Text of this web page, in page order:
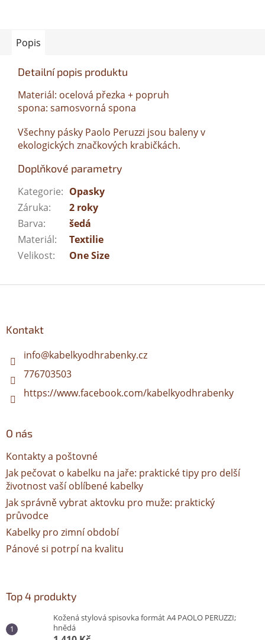
Popis
Detailní popis produktu
Materiál: ocelová přezka + popruh
spona: samosvorná spona
Všechny pásky Paolo Peruzzi jsou baleny v
ekologických značkových krabičkách.
Doplňkové parametry
Kategorie: Opasky
Záruka:
2 roky
Barva:
šedá
Materiál:
Textilie
Velikost: One Size
Kontakt
info@kabelkyodhrabenky.cz
776703503
https://www.facebook.com/kabelkyodhrabenky
O nás
Kontakty a poštovné
Jak pečovat o kabelku na jaře: praktické tipy pro delší
životnost vaší oblíbené kabelky
Jak správně vybrat aktovku pro muže: praktický
průvodce
Kabelky pro zimní období
Pánové si potrpí na kvalitu
Top 4 produkty
Kožená stylová spisovka formát A4 PAOLO PERUZZI;
hnědá